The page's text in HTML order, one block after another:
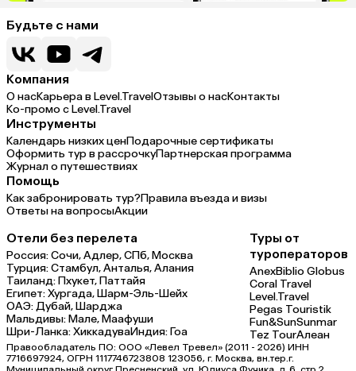
Будьте с нами
Компания
О насКарьера в Level.TravelОтзывы о насКонтакты
Ко-промо с Level.Travel
Инструменты
Календарь низких ценПодарочные сертификаты
Оформить тур в рассрочкуПартнерская программа
Журнал о путешествиях
Помощь
Как забронировать тур?Правила въезда и визы
Ответы на вопросыАкции
Отели без перелета
Россия:Сочи,Адлер,СПб,Москва
Турция:Стамбул,Анталья,Алания
Таиланд:Пхукет,Паттайя
Египет:Хургада,Шарм-Эль-Шейх
ОАЭ:Дубай,Шарджа
Мальдивы:Мале,Маафуши
Шри-Ланка:ХиккадуваИндия:Гоа
Туры от
туроператоров
AnexBiblio Globus
Coral Travel
Level.Travel
Pegas Touristik
Fun&SunSunmar
Tez TourАлеан
Правообладатель ПО: ООО «Левел Тревел» (2011 - 2026) ИНН
7716697924, ОГРН 1117746723808 123056, г. Москва, вн.тер.г.